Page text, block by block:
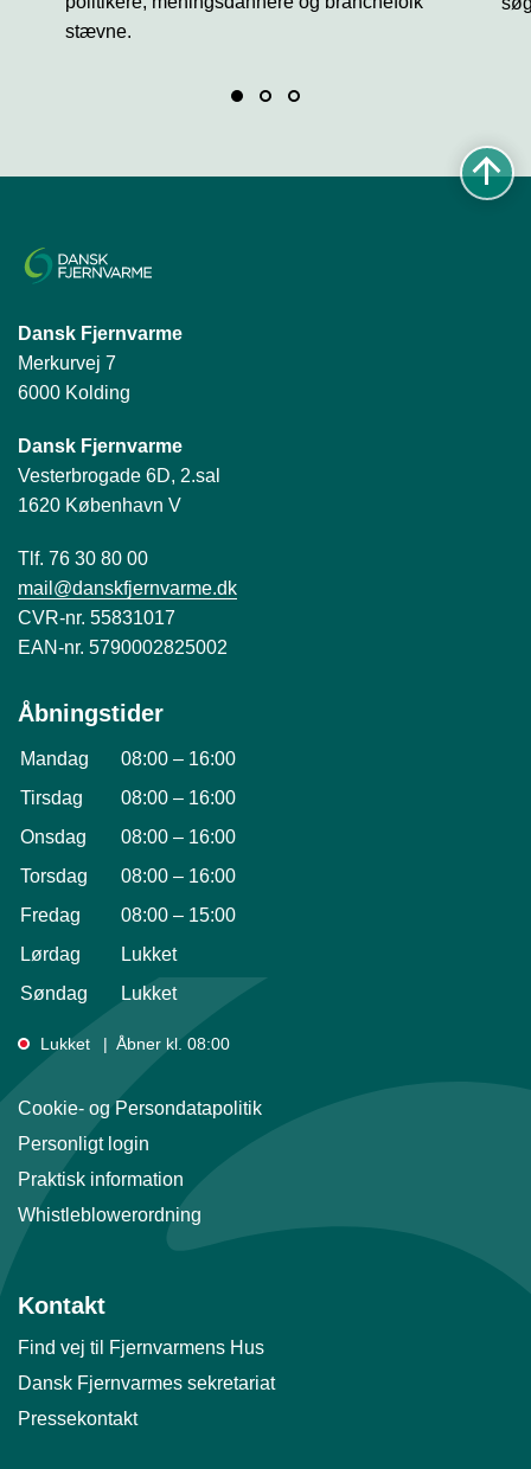
stævne.
Dansk Fjernvarme
Merkurvej 7
6000 Kolding
Dansk Fjernvarme
Vesterbrogade 6D, 2.sal
1620 København V
Tlf. 76 30 80 00
mail@danskfjernvarme.dk
CVR-nr. 55831017
EAN-nr. 5790002825002
Åbningstider
Mandag 08:00 – 16:00
Tirsdag
08:00 – 16:00
Onsdag
08:00 – 16:00
Torsdag
08:00 – 16:00
Fredag
08:00 – 15:00
Lørdag
Lukket
Søndag
Lukket
Lukket Åbner kl. 08:00
Cookie- og Persondatapolitik
Personligt login
Praktisk information
Whistleblowerordning
Kontakt
Find vej til Fjernvarmens Hus
Dansk Fjernvarmes sekretariat
Pressekontakt